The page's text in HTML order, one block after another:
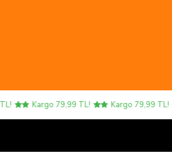
Kargo 79,99 TL! Kargo 79,99 TL!